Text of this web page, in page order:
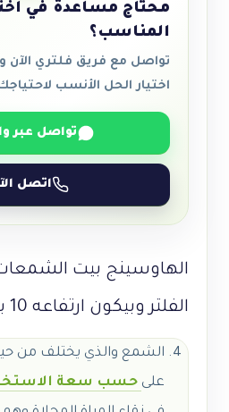
محتاج مساعدة في
المناسب؟
تواصل مع فريق فلتري
اختيار الحل الأنسب
تواصل عبر
اتصل
الهاوسينج بيت
الفلتر وبيكون ارتفاعه 10 بوصة
الشمع والذي يختلف من حيث
على حسب سعة